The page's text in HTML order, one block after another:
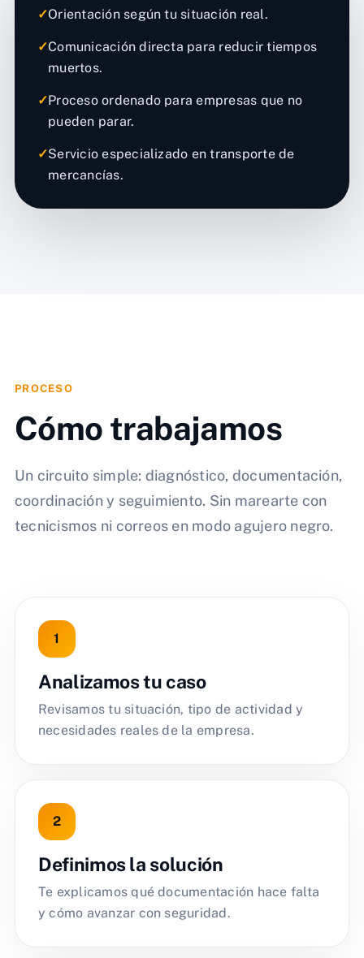
✓Orientación según tu situación real.
✓Comunicación directa para reducir tiempos
muertos.
✓Proceso ordenado para empresas que no
pueden parar.
✓Servicio especializado en transporte de
mercancías.
PROCESO
Cómo trabajamos
Un circuito simple: diagnóstico, documentación,
coordinación y seguimiento. Sin marearte con
tecnicismos ni correos en modo agujero negro.
Analizamos tu caso
Revisamos tu situación, tipo de actividad y
necesidades reales de la empresa.
Definimos la solución
Te explicamos qué documentación hace falta
y cómo avanzar con seguridad.